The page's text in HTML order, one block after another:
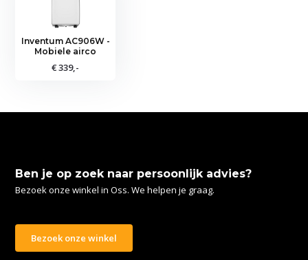
Inventum AC906W -
Mobiele airco
€ 339,-
Ben je op zoek naar persoonlijk advies?
Bezoek onze winkel in Oss. We helpen je graag.
Bezoek onze winkel